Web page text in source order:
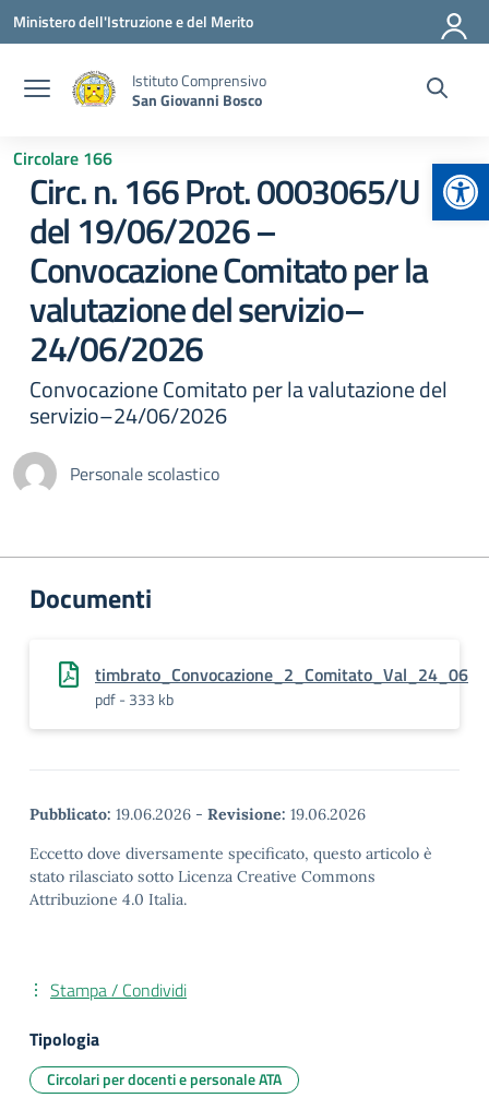
Vai ai contenuti
Vai al menu di navigazione
Vai al footer
Ministero dell'Istruzione e del Merito
Istituto Comprensivo
San Giovanni Bosco
Circolare 166
Circ. n. 166 Prot. 0003065/U
del 19/06/2026 –
Convocazione Comitato per la
valutazione del servizio–
24/06/2026
Convocazione Comitato per la valutazione del
servizio–24/06/2026
Personale scolastico
Documenti
timbrato_Convocazione_2_Comitato_Val_24_06
pdf - 333 kb
Pubblicato: 19.06.2026 - Revisione: 19.06.2026
Eccetto dove diversamente specificato, questo articolo è
stato rilasciato sotto Licenza Creative Commons
Attribuzione 4.0 Italia.
Stampa / Condividi
Tipologia
Circolari per docenti e personale ATA